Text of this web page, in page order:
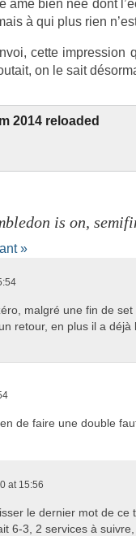
âme bien née dont
à qui plus rien
cette im­press­ion
on le sait
2014 re­loaded
is on,
»
malgré une fin de set
retour, en plus il a déjà
de faire une double
at 15:56
le dernier mot de ce
6-3, 2 services à